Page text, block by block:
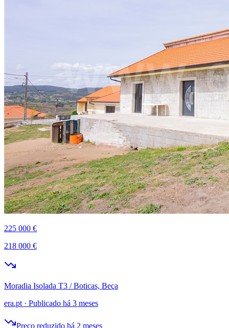
225 000 €
218 000 €
Moradia Isolada T3 / Boticas, Beça
era.pt · Publicado há 3 meses
Preço reduzido há 2 meses